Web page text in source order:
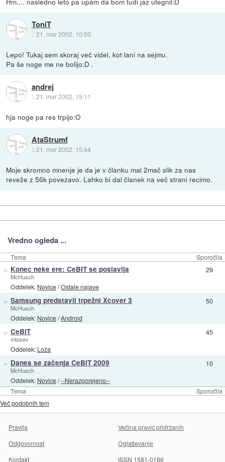
ToniT
::21. mar 2002, 10:50
Lepo! Tukaj sem skoraj več videl, kot lani na sejmu.
Pa še noge me ne bolijo:D .
andrej
::21. mar 2002, 15:11
hja noge pa res trpijo:O
AtaStrumf
::21. mar 2002, 15:44
Moje skromno mnenje je da je v članku mal 2mač slik za nas
reveže z 56k povezavo. Lahko bi dal članek na več strani recimo.
Vredno ogleda ...
Tema Sporočila
Tema Sporočila
» Konec neke ere: CeBIT se poslavlja
McHusch
Oddelek: Novice/Ostale najave
29
» Samsung predstavil trpežni Xcover 3
McHusch
Oddelek: Novice/Android
50
» CeBIT
mtosev
Oddelek: Loža
45
» Danes se začenja CeBIT 2009
McHusch
Oddelek: Novice/--Nerazporejeno--
10
Več podobnih tem
Pravila
Večina pravic pridržanih
Odgovornost
Oglaševanje
Kontakt
ISSN 1581-0186